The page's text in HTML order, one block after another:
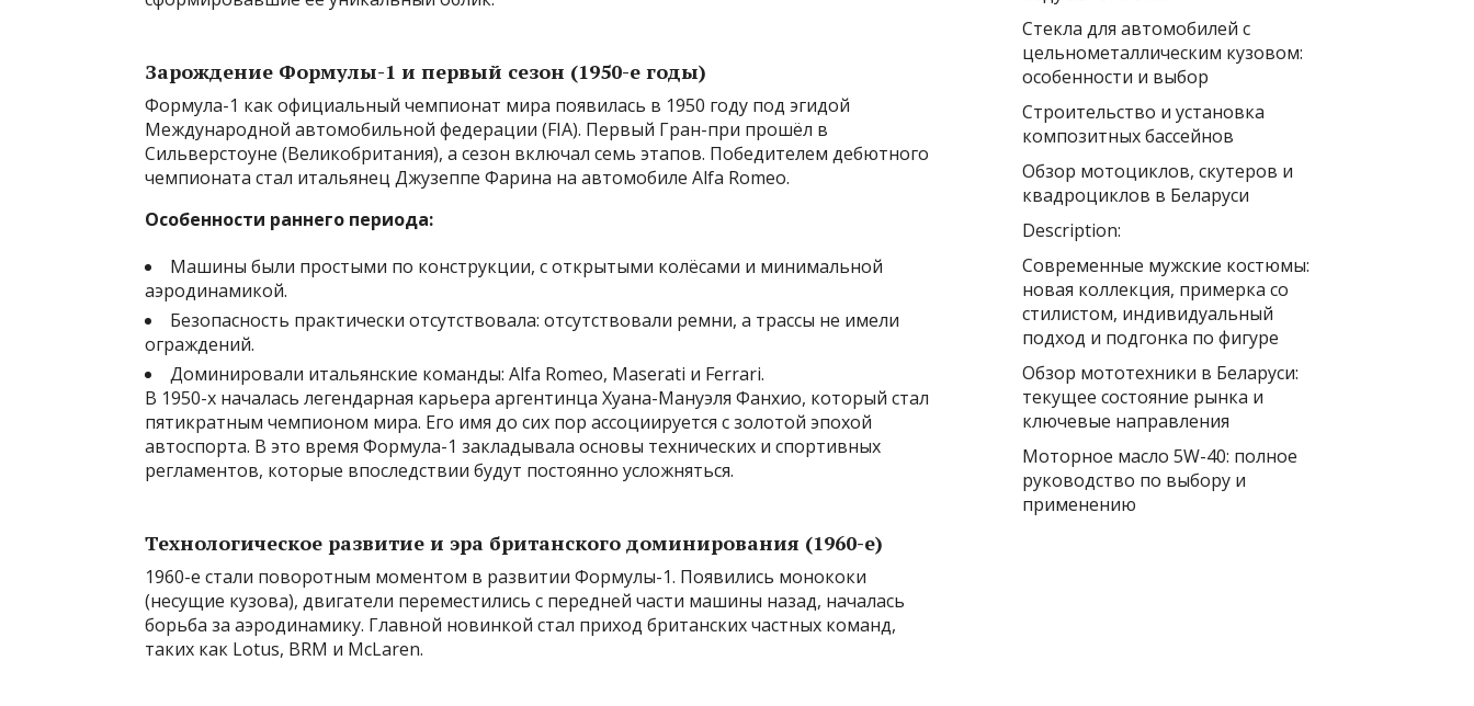
Зарождение Формулы-1 и первый сезон (1950-е годы)
Формула-1 как официальный чемпионат мира появилась в 1950 году под эгидой
Международной автомобильной федерации (FIA). Первый Гран-при прошёл в
Сильверстоуне (Великобритания), а сезон включал семь этапов. Победителем дебютного
чемпионата стал итальянец Джузеппе Фарина на автомобиле Alfa Romeo.
Особенности раннего периода:
Машины были простыми по конструкции, с открытыми колёсами и минимальной
аэродинамикой.
Безопасность практически отсутствовала: отсутствовали ремни, а трассы не имели
ограждений.
Доминировали итальянские команды: Alfa Romeo, Maserati и Ferrari.
В 1950-х началась легендарная карьера аргентинца Хуана-Мануэля Фанхио, который стал
пятикратным чемпионом мира. Его имя до сих пор ассоциируется с золотой эпохой
автоспорта. В это время Формула-1 закладывала основы технических и спортивных
регламентов, которые впоследствии будут постоянно усложняться.
Технологическое развитие и эра британского доминирования (1960-е)
1960-е стали поворотным моментом в развитии Формулы-1. Появились монококи
(несущие кузова), двигатели переместились с передней части машины назад, началась
борьба за аэродинамику. Главной новинкой стал приход британских частных команд,
таких как Lotus, BRM и McLaren.
Стекла для автомобилей с
цельнометаллическим кузовом:
особенности и выбор
Строительство и установка
композитных бассейнов
Обзор мотоциклов, скутеров и
квадроциклов в Беларуси
Description:
Современные мужские костюмы:
новая коллекция, примерка со
стилистом, индивидуальный
подход и подгонка по фигуре
Обзор мототехники в Беларуси:
текущее состояние рынка и
ключевые направления
Моторное масло 5W-40: полное
руководство по выбору и
применению